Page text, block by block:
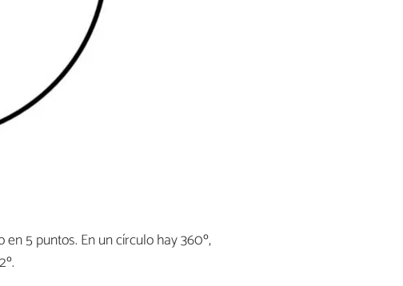
5 puntos. En un círculo hay 360º,